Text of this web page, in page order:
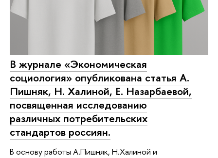
В журнале «Экономическая
социология» опубликована статья А.
Пишняк, Н. Халиной, Е. Назарбаевой,
посвященная исследованию
различных потребительских
стандартов россиян.
В основу работы А.Пишняк, Н.Халиной и